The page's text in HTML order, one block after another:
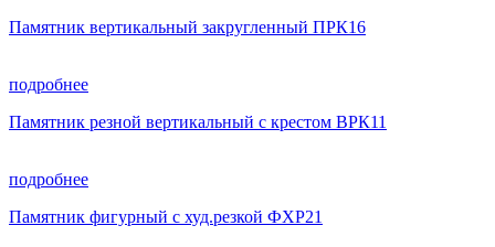
Памятник вертикальный закругленный ПРК16
подробнее
Памятник резной вертикальный с крестом ВРК11
подробнее
Памятник фигурный с худ.резкой ФХР21